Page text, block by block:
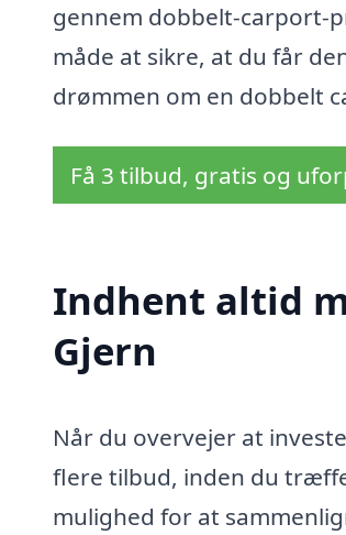
gennem dobbelt-carport-
måde at sikre, at du får
drømmen om en dobbelt
Få 3 tilbud, gratis og
Indhent altid
Gjern
Når du overvejer at
flere tilbud, inden du
mulighed for at